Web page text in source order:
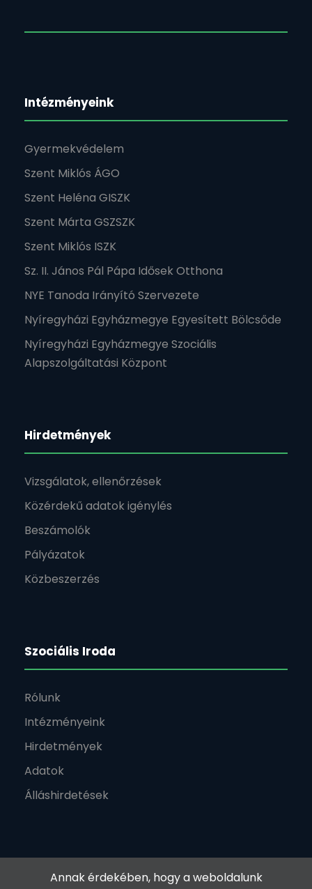
Intézményeink
Gyermekvédelem
Szent Miklós ÁGO
Szent Heléna GISZK
Szent Márta GSZSZK
Szent Miklós ISZK
Sz. II. János Pál Pápa Idősek Otthona
NYE Tanoda Irányító Szervezete
Nyíregyházi Egyházmegye Egyesített Bölcsőde
Nyíregyházi Egyházmegye Szociális
Alapszolgáltatási Központ
Hirdetmények
Vizsgálatok, ellenőrzések
Közérdekű adatok igénylés
Beszámolók
Pályázatok
Közbeszerzés
Szociális Iroda
Rólunk
Intézményeink
Hirdetmények
Adatok
Álláshirdetések
Annak érdekében, hogy a weboldalunk